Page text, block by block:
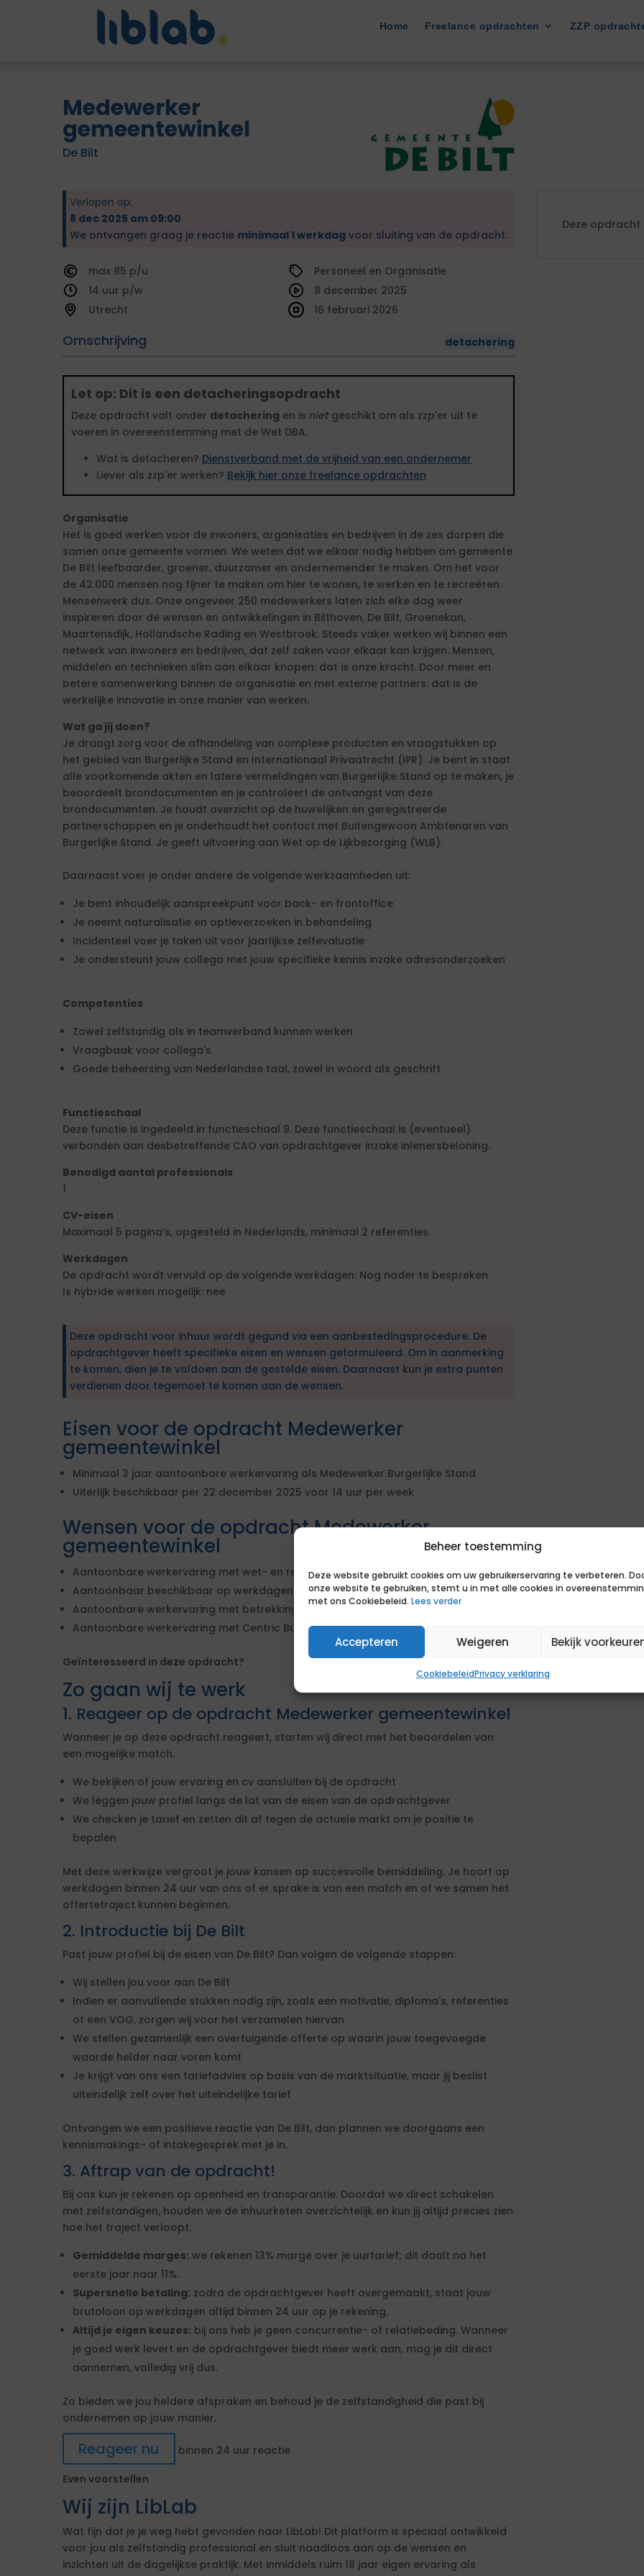
Beheer toestemming
Deze website gebruikt cookies om uw gebruikerservaring te verbeteren.
onze website te gebruiken, stemt u in met alle cookies in
met ons Cookiebeleid. Lees verder
Accepteren Weigeren Bekijk
CookiebeleidPrivacy verklaring
Home Freelance opdrachten ZZP
Medewerker
gemeentewinkel
De Bilt
Verlopen op:
8 dec 2025 om 09:00
We ontvangen graag je reactie minimaal 1 werkdag voor sluiting van de opdracht.
85
14
Utrecht
Personeel en Organisatie
Omschrijving detachering
8 december 2025
16 februari 2026
Let op: Dit is een detacheringsopdracht
Deze opdracht valt onder detachering en is niet geschikt om als zzp'er uit te
voeren in overeenstemming met de Wet DBA.
Wat is detacheren? Dienstverband met de vrijheid van een ondernemer
Liever als zzp'er werken? Bekijk hier onze freelance opdrachten
Organisatie
Het is goed werken voor de inwoners, organisaties en bedrijven in de zes dorpen die
samen onze gemeente vormen. We weten dat we elkaar nodig hebben om gemeente
De Bilt leefbaarder, groener, duurzamer en ondernemender te maken. Om het voor
de 42.000 mensen nog fijner te maken om hier te wonen, te werken en te recreëren.
Mensenwerk dus. Onze ongeveer 250 medewerkers laten zich elke dag weer
inspireren door de wensen en ontwikkelingen in Bilthoven, De Bilt, Groenekan,
Maartensdijk, Hollandsche Rading en Westbroek. Steeds vaker werken wij binnen een
netwerk van inwoners en bedrijven, dat zelf zaken voor elkaar kan krijgen. Mensen,
middelen en technieken slim aan elkaar knopen: dat is onze kracht. Door meer en
betere samenwerking binnen de organisatie en met externe partners: dat is de
werkelijke innovatie in onze manier van werken.
Wat ga jij doen?
Je draagt zorg voor de afhandeling van complexe producten en vraagstukken op
het gebied van Burgerlijke Stand en Internationaal Privaatrecht (IPR). Je bent in staat
alle voorkomende akten en latere vermeldingen van Burgerlijke Stand op te maken, je
beoordeelt brondocumenten en je controleert de ontvangst van deze
brondocumenten. Je houdt overzicht op de huwelijken en geregistreerde
partnerschappen en je onderhoudt het contact met Buitengewoon Ambtenaren van
Burgerlijke Stand. Je geeft uitvoering aan Wet op de Lijkbezorging (WLB).
Daarnaast voer je onder andere de volgende werkzaamheden uit:
Je bent inhoudelijk aanspreekpunt voor back- en frontoffice
Je neemt naturalisatie en optieverzoeken in behandeling
Incidenteel voer je taken uit voor jaarlijkse zelfevaluatie
Je ondersteunt jouw collega met jouw specifieke kennis inzake adresonderzoeken
Competenties
Zowel zelfstandig als in teamverband kunnen werken
Vraagbaak voor collega's
Goede beheersing van Nederlandse taal, zowel in woord als geschrift
Functieschaal
Deze functie is ingedeeld in functieschaal 9. Deze functieschaal is (eventueel)
verbonden aan desbetreffende CAO van opdrachtgever inzake inlenersbeloning.
Benodigd aantal professionals
1
CV-eisen
Maximaal 5 pagina’s, opgesteld in Nederlands, minimaal 2 referenties.
Werkdagen
De opdracht wordt vervuld op de volgende werkdagen: Nog nader te bespreken
Is hybride werken mogelijk: nee
Deze opdracht voor inhuur wordt gegund via een aanbestedingsprocedure. De
opdrachtgever heeft specifieke eisen en wensen geformuleerd. Om in aanmerking
te komen, dien je te voldoen aan de gestelde eisen. Daarnaast kun je extra punten
verdienen door tegemoet te komen aan de wensen.
Eisen voor de opdracht Medewerker
gemeentewinkel
Minimaal 3 jaar aantoonbare werkervaring als Medewerker Burgerlijke Stand
Uiterlijk beschikbaar per 22 december 2025 voor 14 uur per week
Wensen voor de opdracht Medewerker
gemeentewinkel
Aantoonbare werkervaring met wet- en regelgeving verklaring onder ede
Aantoonbaar beschikbaar op werkdagen maandag tot en met vrijdag
Aantoonbare werkervaring met betrekking tot jaarlijkse zelfevaluatie
Aantoonbare werkervaring met Centric Burgerzaken
Geïnteresseerd in deze opdracht?
Zo gaan wij te werk
1. Reageer op de opdracht Medewerker gemeentewinkel
Wanneer je op deze opdracht reageert, starten wij direct met het beoordelen van
een mogelijke match.
We bekijken of jouw ervaring en cv aansluiten bij de opdracht
We leggen jouw profiel langs de lat van de eisen van de opdrachtgever
We checken je tarief en zetten dit af tegen de actuele markt om je positie te
bepalen
Met deze werkwijze vergroot je jouw kansen op succesvolle bemiddeling. Je hoort op
werkdagen binnen 24 uur van ons of er sprake is van een match en of we samen het
offertetraject kunnen beginnen.
2. Introductie bij De Bilt
Past jouw profiel bij de eisen van De Bilt? Dan volgen de volgende stappen:
Wij stellen jou voor aan De Bilt
Indien er aanvullende stukken nodig zijn, zoals een motivatie, diploma's, referenties
of een VOG, zorgen wij voor het verzamelen hiervan
We stellen gezamenlijk een overtuigende offerte op waarin jouw toegevoegde
waarde helder naar voren komt
Je krijgt van ons een tariefadvies op basis van de marktsituatie, maar jij beslist
uiteindelijk zelf over het uiteindelijke tarief
Ontvangen we een positieve reactie van De Bilt, dan plannen we doorgaans een
kennismakings- of intakegesprek met je in.
3. Aftrap van de opdracht!
Bij ons kun je rekenen op openheid en transparantie. Doordat we direct schakelen
met zelfstandigen, houden we de inhuurketen overzichtelijk en kun jij altijd precies zien
hoe het traject verloopt.
Gemiddelde marges: we rekenen 13% marge over je uurtarief; dit daalt na het
eerste jaar naar 11%.
Supersnelle betaling: zodra de opdrachtgever heeft overgemaakt, staat jouw
brutoloon op werkdagen altijd binnen 24 uur op je rekening.
Altijd je eigen keuzes: bij ons heb je geen concurrentie- of relatiebeding. Wanneer
je goed werk levert en de opdrachtgever biedt meer werk aan, mag je dit direct
aannemen, volledig vrij dus.
Zo bieden we jou heldere afspraken en behoud je de zelfstandigheid die past bij
ondernemen op jouw manier.
Reageer nu
binnen 24 uur reactie
Even voorstellen
Wij zijn LibLab
Wat fijn dat je je weg hebt gevonden naar LibLab! Dit platform is speciaal ontwikkeld
voor jou als zelfstandig professional en sluit naadloos aan op de wensen en
inzichten uit de dagelijkse praktijk. Met inmiddels ruim 18 jaar eigen ervaring als
Deze opdracht